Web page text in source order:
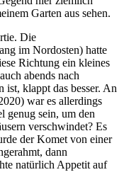
Garten aus sehen.
Die
im Nordosten) hatte
Richtung ein kleines
abends nach
ist, klappt das besser. An
war es allerdings
genug sein, um den
verschwindet? Es
der Komet von einer
dann
natürlich Appetit auf